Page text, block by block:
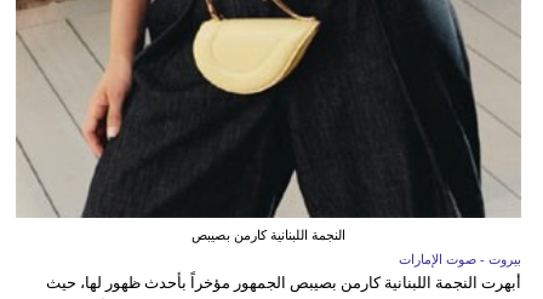
النجمة اللبنانية كارمن بصيبص
بيروت - صوت الإمارات
أبهرت النجمة اللبنانية كارمن بصيبص الجمهور مؤخراً بأحدث ظهور لها، حيث